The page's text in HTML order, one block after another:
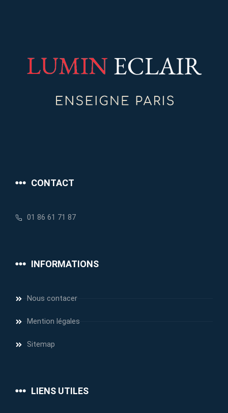
CONTACT
01 86 61 71 87
INFORMATIONS
Nous contacer
Mention légales
Sitemap
LIENS UTILES